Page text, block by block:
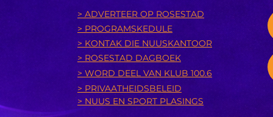
ernstig op en
die Williams-
susters
herenig
> ADVERTEER OP ROSESTAD
> PROGRAMSKEDULE
> KONTAK DIE NUUSKANTOOR
> ROSESTAD DAGBOEK
> WORD DEEL VAN KLUB 100.6
> PRIVAATHEIDSBELEID
> NUUS EN SPORT PLASINGS